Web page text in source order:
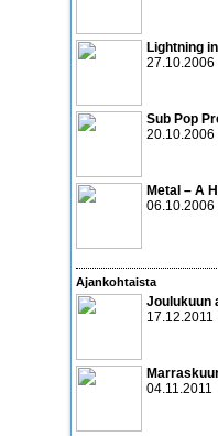
Lightning
27.10.2006
Sub Pop
20.10.2006
Metal – A
06.10.2006
Ajankohtaista
Joulukuun
17.12.2011
04.11.2011